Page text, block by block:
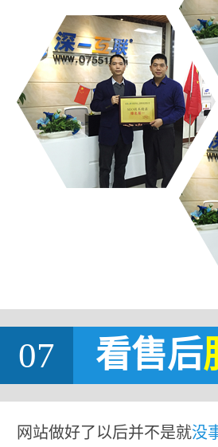
07 看售后
网站做好了以后并不是就没